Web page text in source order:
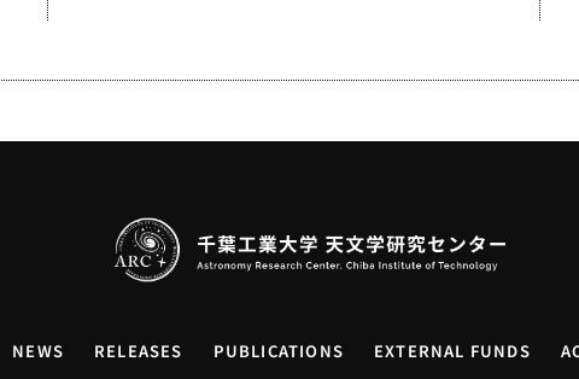
NEWS RELEASES PUBLICATIONS EXTERNAL FUNDS